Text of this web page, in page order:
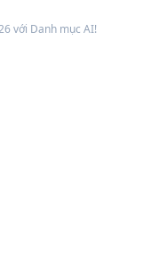
với Danh mục AI!